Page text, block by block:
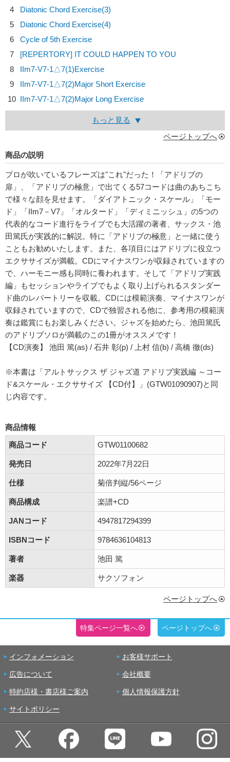
4
Diatonic Chord Exercise(3)
5
Diatonic Chord Exercise(4)
6
Cycle of 5th Exercise
7
[REPERTORY] IT COULD HAPPEN TO YOU
8
IIm7‐V7‐1△7(1)Exercise
9
IIm7‐V7‐1△7(2)Major Short Exercise
10 IIm7‐V7‐1△7(2)Major Long Exercise
もっと見る
ページトップへ
商品の説明
プロが吹いているフレーズは"これ"だった！「アドリブの
扉」、「アドリブの極意」で出てくる57コードは曲のあちこち
で様々な顔を見せます。「ダイアトニック・スケール」「モー
ド」「IIm7－V7」「オルタード」「ディミニッシュ」の5つの
代表的なコード進行をライブでも大活躍の著者、サックス・池
田篤氏が実践的に解説。特に「アドリブの極意」と一緒に使う
こともお勧めいたします。また、各項目にはアドリブに役立つ
エクササイズが満載。CDにマイナスワンが収録されていますの
で、ハーモニー感も同時に養われます。そして「アドリブ実践
編」もセッションやライブでもよく取り上げられるスタンダー
ド曲のレパートリーを収載。CDには模範演奏、マイナスワンが
収録されていますので、CDで独習される他に、参考用の模範演
奏は鑑賞にもお楽しみください。ジャズを始めたら、池田篤氏
のアドリブソロが満載のこの1冊がオススメです！
【CD演奏】 池田 篤(as) / 石井 彰(p) / 上村 信(b) / 高橋 徹(ds)
※本書は「アルトサックス ザ ジャズ道 アドリブ実践編 ～コー
ド&スケール・エクササイズ 【CD付】」(GTW01090907)と同
じ内容です。
商品情報
商品コード
GTW01100682
発売日 2022年7月22日
仕様 菊倍判縦/56ページ
商品構成 楽譜+CD
JANコード 4947817294399
ISBNコード 9784636104813
著者 池田 篤
楽器 サクソフォン
ページトップへ
特集ページ一覧へ ページトップへ
インフォメーション お客様サポート
広告について 会社概要
特約店様・書店様ご案内 個人情報保護方針
サイトポリシー